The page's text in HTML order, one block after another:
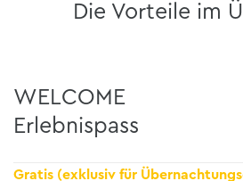
Die Vorteile im
WELCOME
Erlebnispass
Gratis (exklusiv für